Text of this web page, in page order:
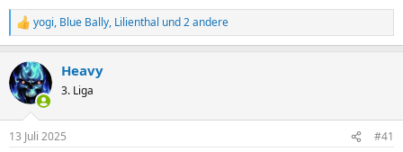
R
e
k
t
i
e
yogi, Blue Bally, Lilienthal und 2 andere
Heavy
3. Liga
13 Juli 2025 #41